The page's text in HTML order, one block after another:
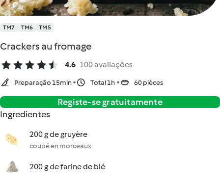
TM7 TM6 TM5
Crackers au fromage
4.6 100 avaliações
Preparação 15min Total 1h 60 pièces
Registe-se gratuitamente
Ingredientes
200 g de gruyère
coupé en morceaux
200 g de farine de blé